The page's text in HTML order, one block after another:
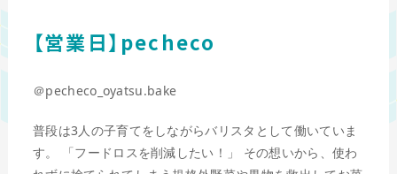
【営業日】pecheco
＠pecheco_oyatsu.bake
普段は3人の子育てをしながらバリスタとして働いていま
す。 「フードロスを削減したい！」 その想いから、使わ